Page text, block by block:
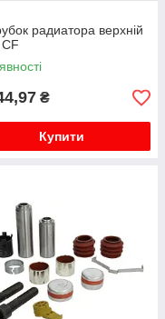
радиатора верхній
₴
Купити